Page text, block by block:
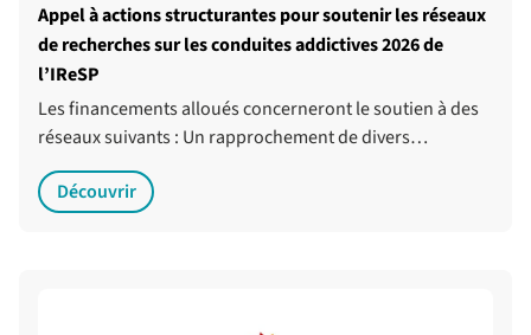
Appel à actions structurantes pour soutenir les réseaux
de recherches sur les conduites addictives 2026 de
l’IReSP
Les financements alloués concerneront le soutien à des
réseaux suivants : Un rapprochement de divers…
Découvrir